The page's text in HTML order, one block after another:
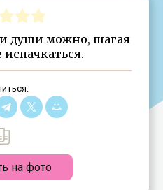
души можно, шагая
испачкаться.
на фото